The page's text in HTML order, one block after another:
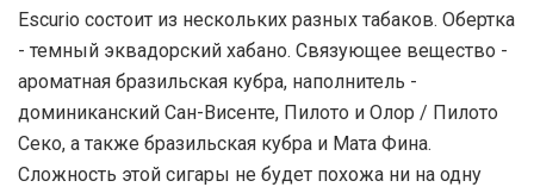
Escurio состоит из нескольких разных табаков. Обертка
- темный эквадорский хабано. Связующее вещество -
ароматная бразильская кубра, наполнитель -
доминиканский Сан-Висенте, Пилото и Олор / Пилото
Секо, а также бразильская кубра и Мата Фина.
Сложность этой сигары не будет похожа ни на одну